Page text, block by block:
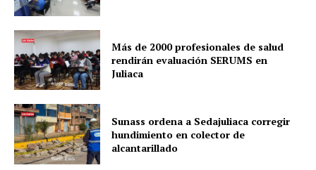
Diario los Andes
Nosotros
Contacto
Prensa
Más de 2000 profesionales de salud
rendirán evaluación SERUMS en
Juliaca
Sunass ordena a Sedajuliaca corregir
hundimiento en colector de
alcantarillado